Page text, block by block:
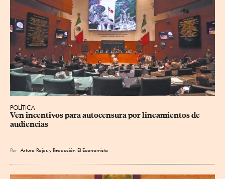
POLÍTICA
Ven incentivos para autocensura por lineamientos de
audiencias
Por Arturo Rojas yRedacción El Economista